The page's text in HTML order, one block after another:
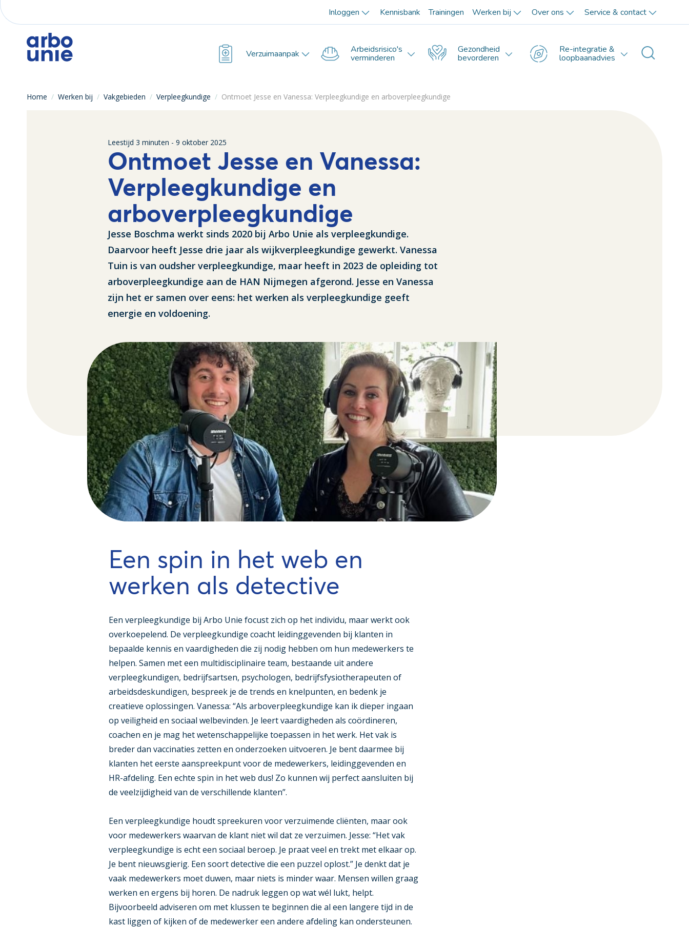
Inloggen Kennisbank Trainingen Werken bij Over ons Service & contact
Verzuimaanpak Arbeidsrisico's
verminderen
Gezondheid
bevorderen
Re-integratie &
loopbaanadvies
Home / Werken bij / Vakgebieden / Verpleegkundige / Ontmoet Jesse en Vanessa: Verpleegkundige en arboverpleegkundige
Leestijd3 minuten -9 oktober 2025
Ontmoet Jesse en Vanessa:
Verpleegkundige en
arboverpleegkundige
Jesse Boschma werkt sinds 2020 bij Arbo Unie als verpleegkundige.
Daarvoor heeft Jesse drie jaar als wijkverpleegkundige gewerkt. Vanessa
Tuin is van oudsher verpleegkundige, maar heeft in 2023 de opleiding tot
arboverpleegkundige aan de HAN Nijmegen afgerond. Jesse en Vanessa
zijn het er samen over eens: het werken als verpleegkundige geeft
energie en voldoening.
Een spin in het web en
werken als detective
Een verpleegkundige bij Arbo Unie focust zich op het individu, maar werkt ook
overkoepelend. De verpleegkundige coacht leidinggevenden bij klanten in
bepaalde kennis en vaardigheden die zij nodig hebben om hun medewerkers te
helpen. Samen met een multidisciplinaire team, bestaande uit andere
verpleegkundigen, bedrijfsartsen, psychologen, bedrijfsfysiotherapeuten of
arbeidsdeskundigen, bespreek je de trends en knelpunten, en bedenk je
creatieve oplossingen. Vanessa: “Als arboverpleegkundige kan ik dieper ingaan
op veiligheid en sociaal welbevinden. Je leert vaardigheden als coördineren,
coachen en je mag het wetenschappelijke toepassen in het werk. Het vak is
breder dan vaccinaties zetten en onderzoeken uitvoeren. Je bent daarmee bij
klanten het eerste aanspreekpunt voor de medewerkers, leidinggevenden en
HR-afdeling. Een echte spin in het web dus! Zo kunnen wij perfect aansluiten bij
de veelzijdigheid van de verschillende klanten”.
Een verpleegkundige houdt spreekuren voor verzuimende cliënten, maar ook
voor medewerkers waarvan de klant niet wil dat ze verzuimen. Jesse: “Het vak
verpleegkundige is echt een sociaal beroep. Je praat veel en trekt met elkaar op.
Je bent nieuwsgierig. Een soort detective die een puzzel oplost.” Je denkt dat je
vaak medewerkers moet duwen, maar niets is minder waar. Mensen willen graag
werken en ergens bij horen. De nadruk leggen op wat wél lukt, helpt.
Bijvoorbeeld adviseren om met klussen te beginnen die al een langere tijd in de
kast liggen of kijken of de medewerker een andere afdeling kan ondersteunen.